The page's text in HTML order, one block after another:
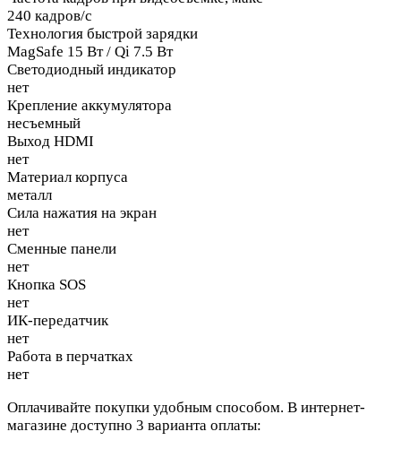
240 кадров/с
Технология быстрой зарядки
MagSafe 15 Вт / Qi 7.5 Вт
Светодиодный индикатор
нет
Крепление аккумулятора
несъемный
Выход HDMI
нет
Материал корпуса
металл
Сила нажатия на экран
нет
Сменные панели
нет
Кнопка SOS
нет
ИК-передатчик
нет
Работа в перчатках
нет
Оплачивайте покупки удобным способом. В интернет-
магазине доступно 3 варианта оплаты: